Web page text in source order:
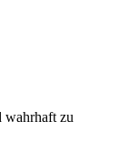
wahrhaft zu